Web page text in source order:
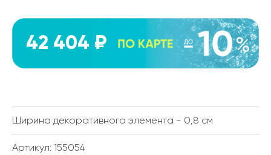
42 404 ₽
Ширина декоративного элемента - 0,8 см
Артикул: 155054